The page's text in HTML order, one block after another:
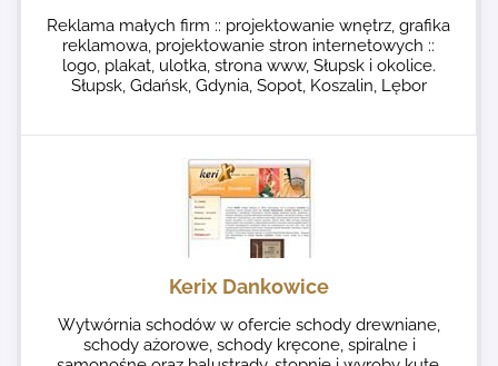
Reklama małych firm :: projektowanie wnętrz, grafika
reklamowa, projektowanie stron internetowych ::
logo, plakat, ulotka, strona www, Słupsk i okolice.
Słupsk, Gdańsk, Gdynia, Sopot, Koszalin, Lębor
Kerix Dankowice
Wytwórnia schodów w ofercie schody drewniane,
schody ażorowe, schody kręcone, spiralne i